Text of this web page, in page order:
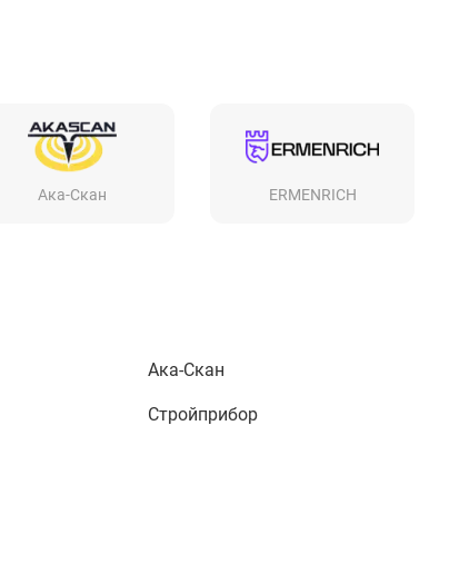
Ака-Скан ERMENRICH
Ака-Скан
Стройприбор